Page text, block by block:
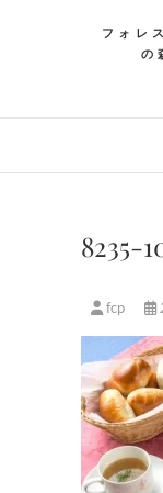
フォレ
の
8235-
fcp